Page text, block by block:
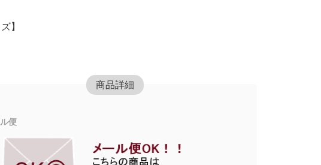
】
商品詳細
便